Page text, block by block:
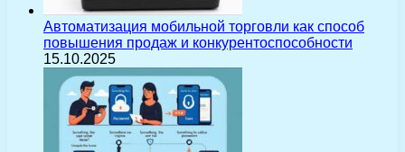
Автоматизация мобильной торговли как способ
повышения продаж и конкурентоспособности
15.10.2025